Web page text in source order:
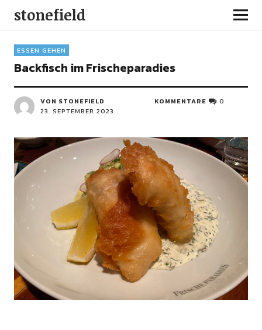
stonefield
ESSEN GEHEN
Backfisch im Frischeparadies
VON STONEFIELD
23. SEPTEMBER 2023
KOMMENTARE 0